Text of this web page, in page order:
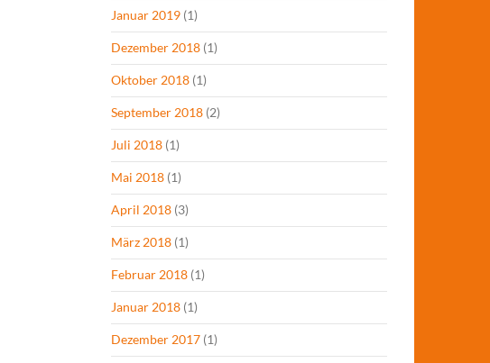
Januar 2019 (1)
Dezember 2018 (1)
Oktober 2018 (1)
September 2018 (2)
Juli 2018 (1)
Mai 2018 (1)
April 2018 (3)
März 2018 (1)
Februar 2018 (1)
Januar 2018 (1)
Dezember 2017 (1)